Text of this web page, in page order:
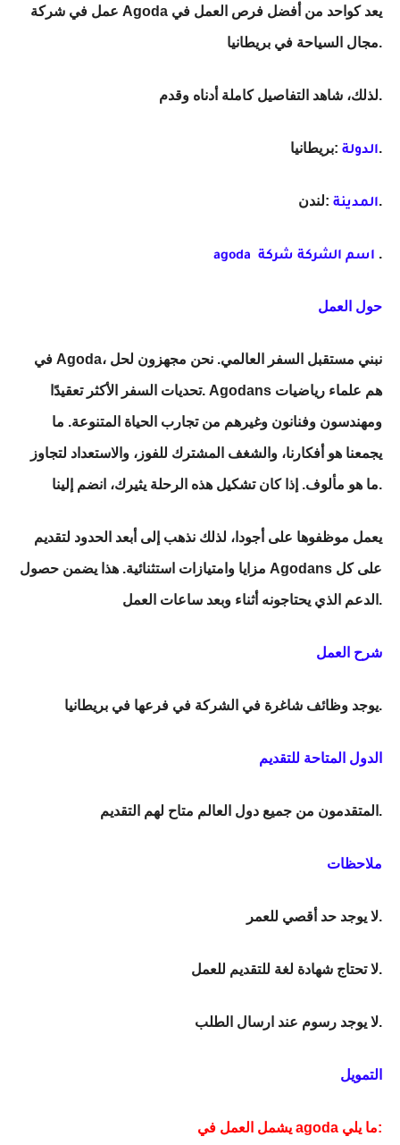
عمل في شركة Agoda يعد كواحد من أفضل فرص العمل في
مجال السياحة في بريطانيا.
لذلك، شاهد التفاصيل كاملة أدناه وقدم.
الدولة:بريطانيا.
المدينة:لندن.
agoda اسم الشركة شركة .
حول العمل
في Agoda، نبني مستقبل السفر العالمي. نحن مجهزون لحل
تحديات السفر الأكثر تعقيدًا. Agodans هم علماء رياضيات
ومهندسون وفنانون وغيرهم من تجارب الحياة المتنوعة. ما
يجمعنا هو أفكارنا، والشغف المشترك للفوز، والاستعداد لتجاوز
ما هو مألوف. إذا كان تشكيل هذه الرحلة يثيرك، انضم إلينا.
يعمل موظفوها على أجودا، لذلك نذهب إلى أبعد الحدود لتقديم
مزايا وامتيازات استثنائية. هذا يضمن حصول Agodans على كل
الدعم الذي يحتاجونه أثناء وبعد ساعات العمل.
شرح العمل
يوجد وظائف شاغرة في الشركة في فرعها في بريطانيا.
الدول المتاحة للتقديم
المتقدمون من جميع دول العالم متاح لهم التقديم.
ملاحظات
لا يوجد حد أقصي للعمر.
لا تحتاج شهادة لغة للتقديم للعمل.
لا يوجد رسوم عند ارسال الطلب.
التمويل
يشمل العمل في agoda ما يلي: